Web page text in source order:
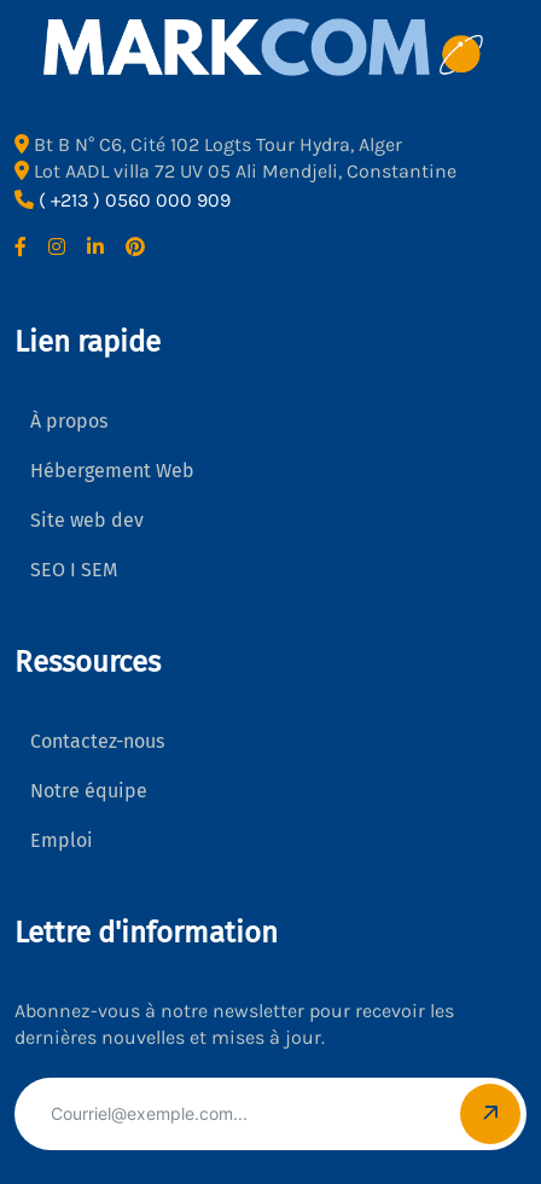
Bt B N° C6, Cité 102 Logts Tour Hydra, Alger
Lot AADL villa 72 UV 05 Ali Mendjeli, Constantine
( +213 ) 0560 000 909
Lien rapide
À propos
Hébergement Web
Site web dev
SEO I SEM
Ressources
Contactez-nous
Notre équipe
Emploi
Lettre d'information
Abonnez-vous à notre newsletter pour recevoir les
dernières nouvelles et mises à jour.